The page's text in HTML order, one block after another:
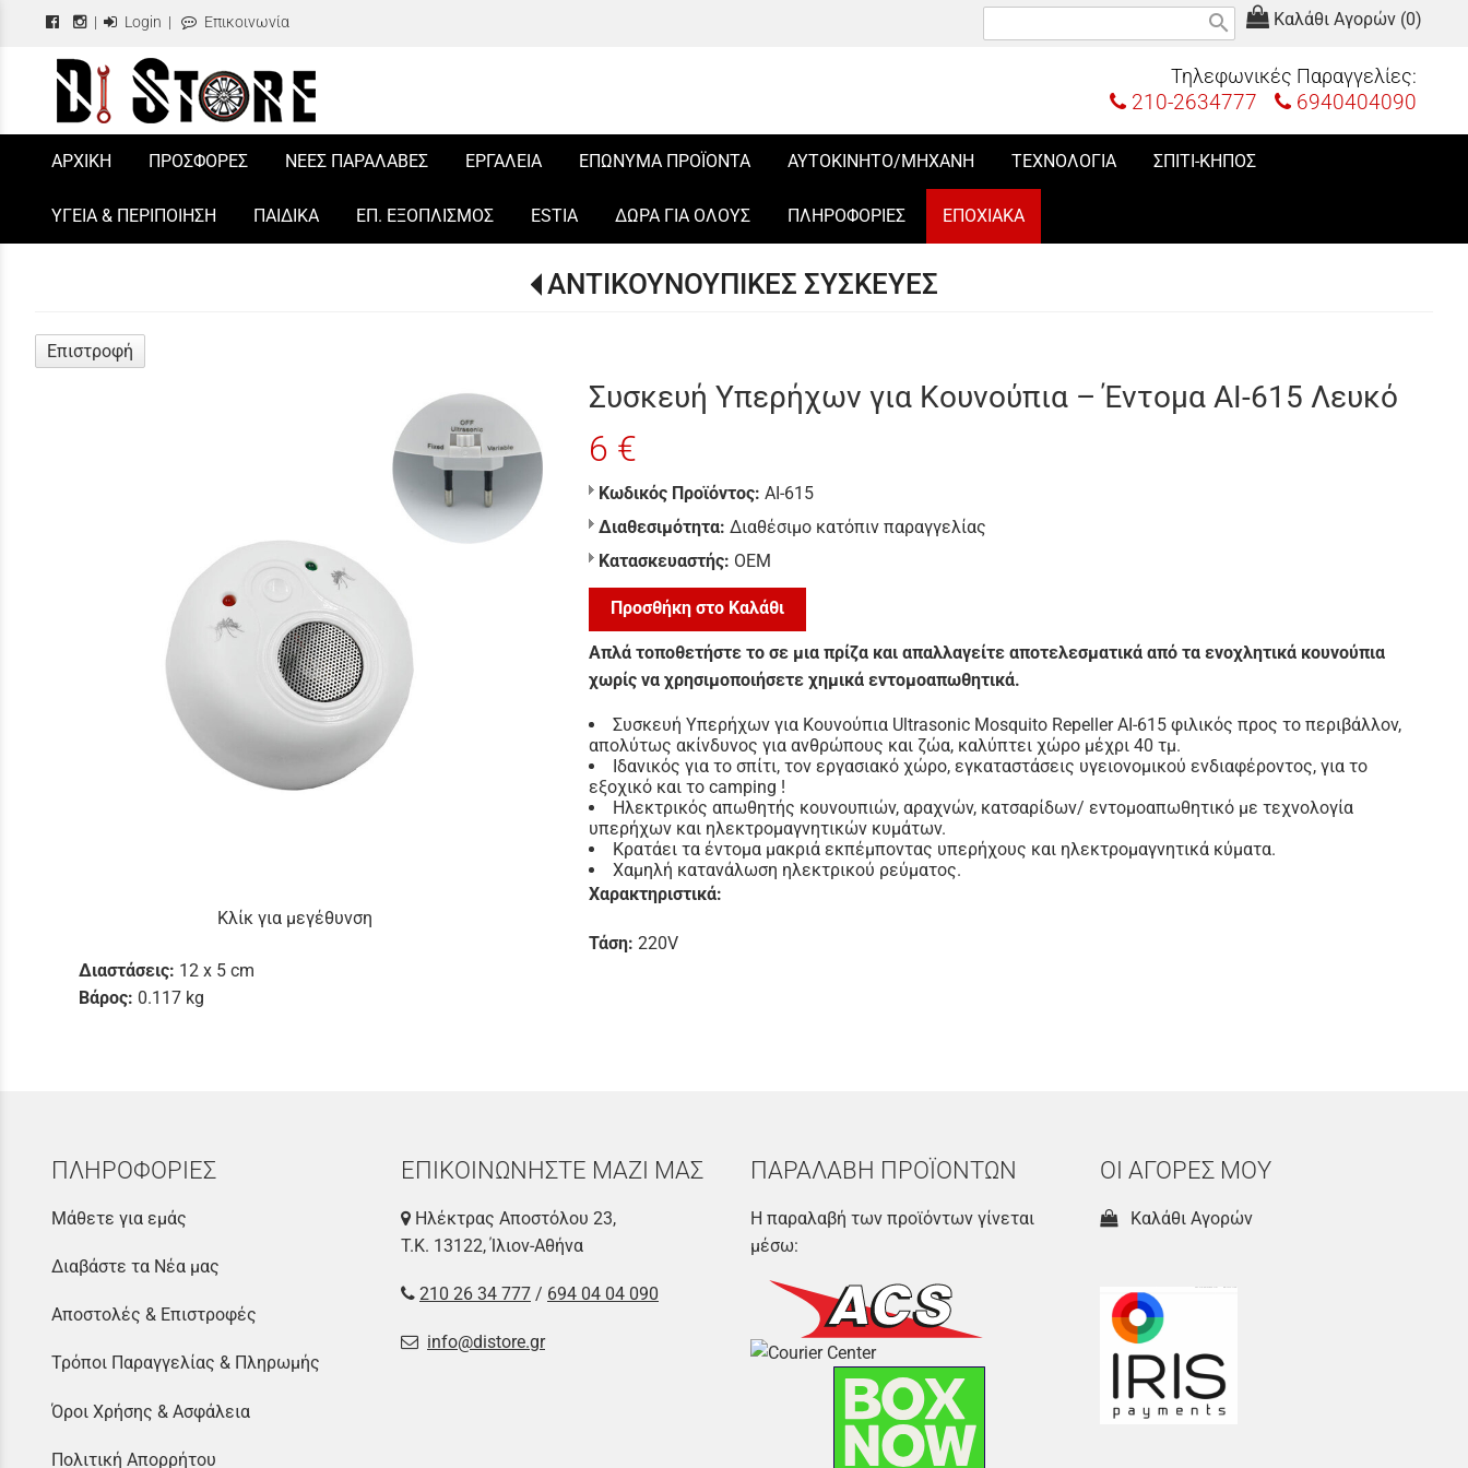
| Login | Επικοινωνία Καλάθι Αγορών (0)
search
Τηλεφωνικές Παραγγελίες:
210-2634777 6940404090
/
ΑΡΧΙΚΗ ΠΡΟΣΦΟΡΕΣ ΝΕΕΣ ΠΑΡΑΛΑΒΕΣ ΕΡΓΑΛΕΙΑ ΕΠΩΝΥΜΑ ΠΡΟΪΟΝΤΑ ΑΥΤΟΚΙΝΗΤΟ/ΜΗΧΑΝΗ ΤΕΧΝΟΛΟΓΙΑ ΣΠΙΤΙ-ΚΗΠΟΣ
ΥΓΕΙΑ & ΠΕΡΙΠΟΙΗΣΗ ΠΑΙΔΙΚΑ ΕΠ. ΕΞΟΠΛΙΣΜΟΣ ESTIA ΔΩΡΑ ΓΙΑ ΟΛΟΥΣ ΠΛΗΡΟΦΟΡΙΕΣ ΕΠΟΧΙΑΚΑ
ΑΝΤΙΚΟΥΝΟΥΠΙΚΕΣ ΣΥΣΚΕΥΕΣ
Επιστροφή
Κλίκ για μεγέθυνση
Συσκευή Υπερήχων για Κουνούπια – Έντομα AI-615 Λευκό
6 €
Κωδικός Προϊόντος: AI-615
Διαθεσιμότητα: Διαθέσιμο κατόπιν παραγγελίας
Κατασκευαστής: ΟΕΜ
Προσθήκη στο Καλάθι
Απλά τοποθετήστε το σε μια πρίζα και απαλλαγείτε αποτελεσματικά από τα ενοχλητικά κουνούπια
χωρίς να χρησιμοποιήσετε χημικά εντομοαπωθητικά.
Συσκευή Υπερήχων για Κουνούπια Ultrasonic Mosquito Repeller AI-615 φιλικός προς το περιβάλλον,
απολύτως ακίνδυνος για ανθρώπους και ζώα, καλύπτει χώρο μέχρι 40 τμ.
Ιδανικός για το σπίτι, τον εργασιακό χώρο, εγκαταστάσεις υγειονομικού ενδιαφέροντος, για το
εξοχικό και το camping !
Ηλεκτρικός απωθητής κουνουπιών, αραχνών, κατσαρίδων/ εντομοαπωθητικό με τεχνολογία
υπερήχων και ηλεκτρομαγνητικών κυμάτων.
Κρατάει τα έντομα μακριά εκπέμποντας υπερήχους και ηλεκτρομαγνητικά κύματα.
Χαμηλή κατανάλωση ηλεκτρικού ρεύματος.
Χαρακτηριστικά:
Τάση: 220V
Διαστάσεις: 12 x 5 cm
Βάρος: 0.117 kg
ΠΛΗΡΟΦΟΡΙΕΣ
Μάθετε για εμάς
Διαβάστε τα Νέα μας
Αποστολές & Επιστροφές
Τρόποι Παραγγελίας & Πληρωμής
Όροι Χρήσης & Ασφάλεια
Πολιτική Απορρήτου
ΕΠΙΚΟΙΝΩΝΗΣΤΕ ΜΑΖΙ ΜΑΣ
Ηλέκτρας Αποστόλου 23,
Τ.Κ. 13122, Ίλιον-Αθήνα
210 26 34 777 / 694 04 04 090
info@distore.gr
ΠΑΡΑΛΑΒΗ ΠΡΟΪΟΝΤΩΝ
Η παραλαβή των προϊόντων γίνεται
μέσω:
ΟΙ ΑΓΟΡΕΣ ΜΟΥ
Καλάθι Αγορών